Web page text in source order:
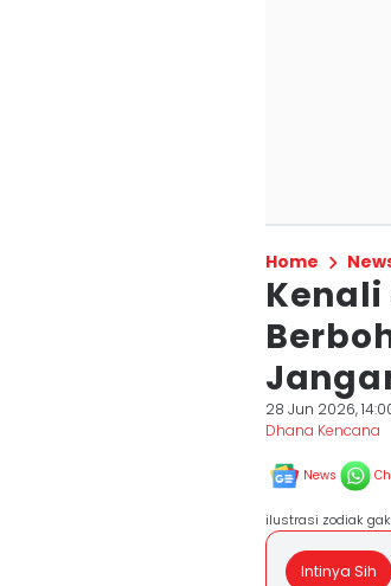
Home
Kenali
28 Jun 2026,
Dhana Kencana
News
ilustrasi zodiak
Intinya Sih